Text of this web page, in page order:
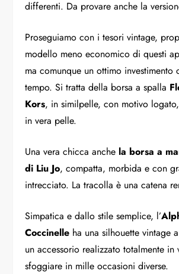
differenti. Da provare anche la
Proseguiamo con i tesori vintage,
modello meno economico di questi
ma comunque un ottimo investimento
tempo. Si tratta della borsa a spalla
Kors, in similpelle, con motivo
in vera pelle.
Una vera chicca anche la borsa a
di Liu Jo, compatta, morbida e con
intrecciato. La tracolla è una catena
Simpatica e dallo stile semplice, l’
Coccinelle ha una silhouette vintage
un accessorio realizzato totalmente in
sfoggiare in mille occasioni diverse.